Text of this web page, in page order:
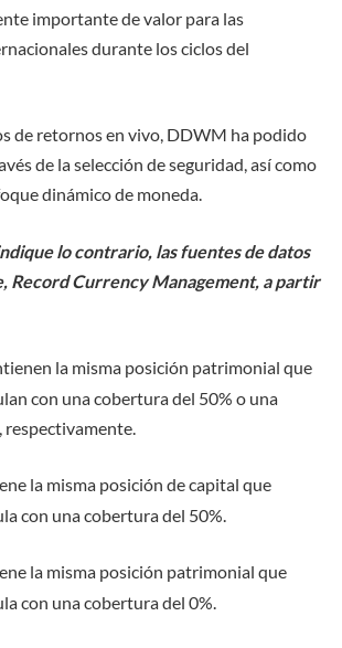
importante de valor para las
durante los ciclos del
de retornos en vivo, DDWM ha podido
de la selección de seguridad, así como
dinámico de moneda.
lo contrario, las fuentes de datos
Record Currency Management, a partir
la misma posición patrimonial que
con una cobertura del 50% o una
la misma posición de capital que
con una cobertura del 50%.
la misma posición patrimonial que
con una cobertura del 0%.